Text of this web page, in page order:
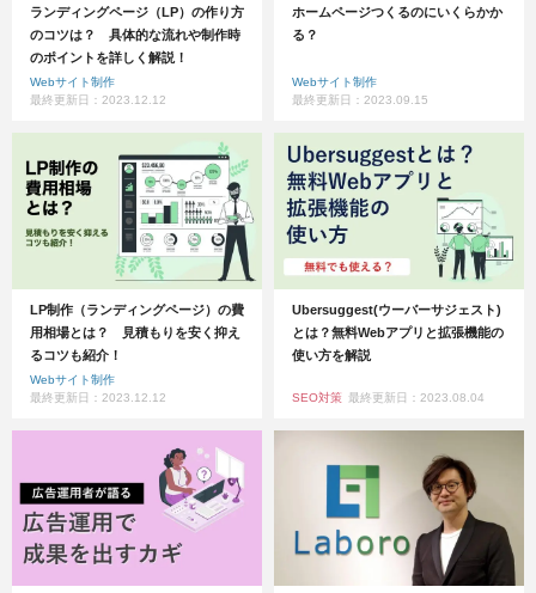
ランディングページ（LP）の作り方
のコツは？ 具体的な流れや制作時
のポイントを詳しく解説！
Webサイト制作
最終更新日：2023.12.12
ホームページつくるのにいくらかか
る？
Webサイト制作
最終更新日：2023.09.15
LP制作（ランディングページ）の費
用相場とは？ 見積もりを安く抑え
るコツも紹介！
Webサイト制作
最終更新日：2023.12.12
Ubersuggest(ウーバーサジェスト)
とは？無料Webアプリと拡張機能の
使い方を解説
SEO対策 最終更新日：2023.08.04